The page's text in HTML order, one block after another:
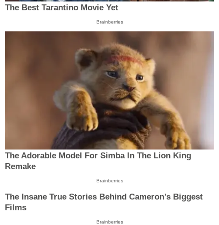
The Best Tarantino Movie Yet
Brainberries
The Adorable Model For Simba In The Lion King
Remake
Brainberries
The Insane True Stories Behind Cameron's Biggest
Films
Brainberries